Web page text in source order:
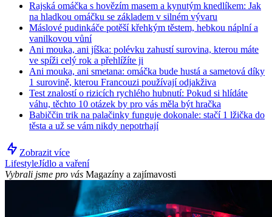
Rajská omáčka s hovězím masem a kynutým knedlíkem: Jak
na hladkou omáčku se základem v silném vývaru
Máslové pudinkáče potěší křehkým těstem, hebkou náplní a
vanilkovou vůní
Ani mouka, ani jíška: polévku zahustí surovina, kterou máte
ve spíži celý rok a přehlížíte ji
Ani mouka, ani smetana: omáčka bude hustá a sametová díky
1 surovině, kterou Francouzi používají odjakživa
Test znalostí o rizicích rychlého hubnutí: Pokud si hlídáte
váhu, těchto 10 otázek by pro vás měla být hračka
Babiččin trik na palačinky funguje dokonale: stačí 1 lžička do
těsta a už se vám nikdy nepotrhají
Zobrazit více
LifestyleJídlo a vaření
Vybrali jsme pro vás Magazíny a zajímavosti